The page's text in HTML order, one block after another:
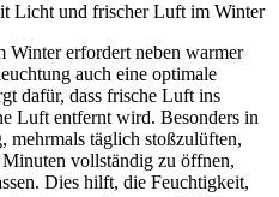
Winter erfordert neben warmer
auch eine optimale
dafür, dass frische Luft ins
Luft entfernt wird. Besonders in
mehrmals täglich stoßzulüften,
vollständig zu öffnen,
Dies hilft, die Feuchtigkeit,